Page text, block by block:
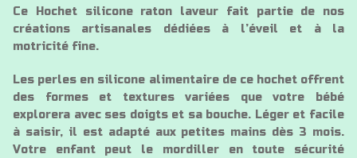
Ce Hochet silicone raton laveur fait partie de nos
créations artisanales dédiées à l’éveil et à la
motricité fine.
Les perles en silicone alimentaire de ce hochet offrent
des formes et textures variées que votre bébé
explorera avec ses doigts et sa bouche. Léger et facile
à saisir, il est adapté aux petites mains dès 3 mois.
Votre enfant peut le mordiller en toute sécurité